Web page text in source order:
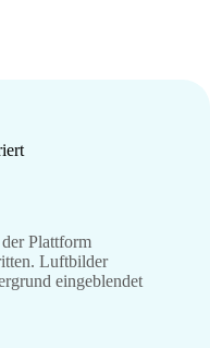
Plattform
Luftbilder
eingeblendet